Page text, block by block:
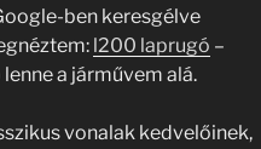
ben keresgélve
l200 laprugó –
a járművem alá.
vonalak kedvelőinek,